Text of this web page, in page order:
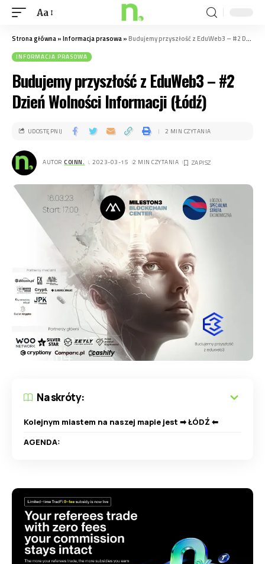
Aa
Strona główna»Informacja prasowa»Budujemy przyszłość z EduWeb3 – #2 Dzień Wolności Informacji (Łódź)
INFORMACJA PRASOWA
Budujemy przyszłość z EduWeb3 – #2
Dzień Wolności Informacji (Łódź)
AUTOR COINN. . 2023-03-15 2 MIN CZYTANIA
UDOSTĘPNIJ 2 MIN CZYTANIA
Na skróty:
Kolejnym miastem na naszej mapie jest ➡ ŁÓDŹ ⬅
AGENDA: